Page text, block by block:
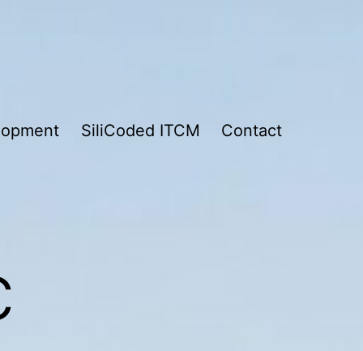
SiliCoded ITCM Contact